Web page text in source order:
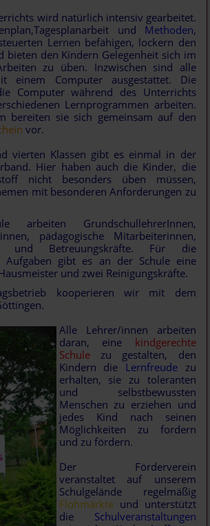
wird natürlich intensiv gearbeitet.
und Methoden,
Lernen befähigen, lockern den
bieten den Kindern Gelegenheit sich im
zu üben. Inzwischen sind alle
einem Computer ausgestattet. Die
Computer während des Unterrichts
Lernprogrammen arbeiten.
bereiten sie sich gemeinsam auf den
vor.
vierten Klassen gibt es einmal in der
Hier haben auch die Kinder, die
nicht besonders üben müssen,
mit besonderen Anforderungen zu
GrundschullehrerInnen,
pädagogische Mitarbeiterinnen,
und Betreuungskräfte. Für die
Aufgaben gibt es an der Schule eine
und zwei Reinigungskräfte.
kooperieren wir mit dem
Alle Lehrer/innen arbeiten
daran, eine kindgerechte
Schulezu gestalten, den
Kindern die Lernfreudezu
erhalten, sie zu toleranten
und selbstbewussten
Menschen zu erziehen und
jedes Kind nach seinen
Möglichkeiten zu fordern
und zu fördern.
Der Förderverein
veranstaltet auf unserem
Schulgelände regelmäßig
Flohmärkteund unterstützt
die Schulveranstaltungen